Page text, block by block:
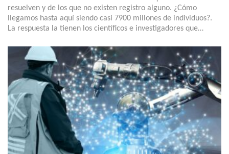
resuelven y de los que no existen registro alguno. ¿Cómo
llegamos hasta aquí siendo casi 7900 millones de individuos?.
La respuesta la tienen los científicos e investigadores que…